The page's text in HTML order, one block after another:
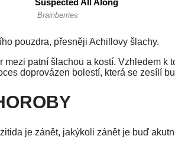
pouzdra, přesněji Achillovy šlachy.
mezi patní šlachou a kostí. Vzhledem k
doprovázen bolestí, která se zesílí
je zánět, jakýkoli zánět je buď